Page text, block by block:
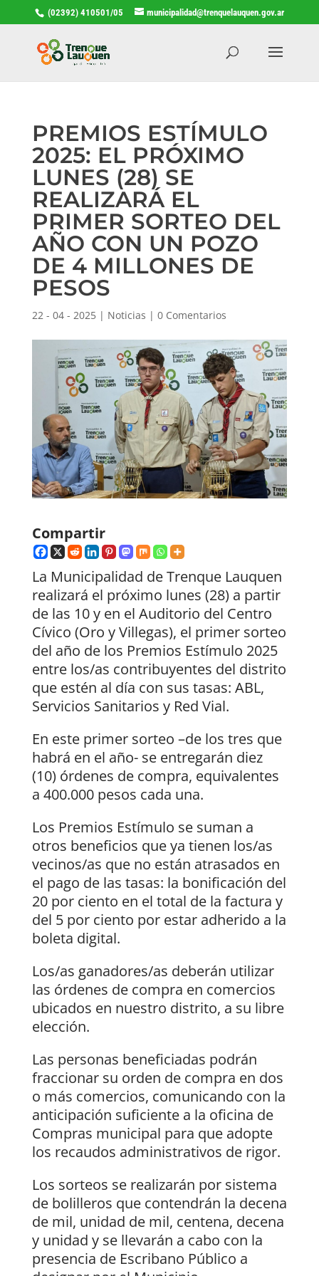
(02392) 410501/05 municipalidad@trenquelauquen.gov.ar
PREMIOS ESTÍMULO
2025: EL PRÓXIMO
LUNES (28) SE
REALIZARÁ EL
PRIMER SORTEO DEL
AÑO CON UN POZO
DE 4 MILLONES DE
PESOS
22 - 04 - 2025| Noticias | 0 Comentarios
Compartir
La Municipalidad de Trenque Lauquen
realizará el próximo lunes (28) a partir
de las 10 y en el Auditorio del Centro
Cívico (Oro y Villegas), el primer sorteo
del año de los Premios Estímulo 2025
entre los/as contribuyentes del distrito
que estén al día con sus tasas: ABL,
Servicios Sanitarios y Red Vial.
En este primer sorteo –de los tres que
habrá en el año- se entregarán diez
(10) órdenes de compra, equivalentes
a 400.000 pesos cada una.
Los Premios Estímulo se suman a
otros beneficios que ya tienen los/as
vecinos/as que no están atrasados en
el pago de las tasas: la bonificación del
20 por ciento en el total de la factura y
del 5 por ciento por estar adherido a la
boleta digital.
Los/as ganadores/as deberán utilizar
las órdenes de compra en comercios
ubicados en nuestro distrito, a su libre
elección.
Las personas beneficiadas podrán
fraccionar su orden de compra en dos
o más comercios, comunicando con la
anticipación suficiente a la oficina de
Compras municipal para que adopte
los recaudos administrativos de rigor.
Los sorteos se realizarán por sistema
de bolilleros que contendrán la decena
de mil, unidad de mil, centena, decena
y unidad y se llevarán a cabo con la
presencia de Escribano Público a